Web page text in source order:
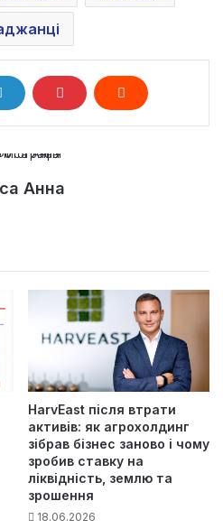
Анна
HarvEast після втрати
активів: як агрохолдинг
зібрав бізнес заново і чому
зробив ставку на
ліквідність, землю та
зрошення
18.06.2026